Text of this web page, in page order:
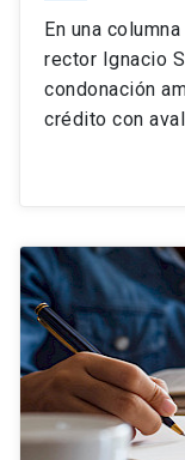
En una
rector Ignacio
condonación
crédito con